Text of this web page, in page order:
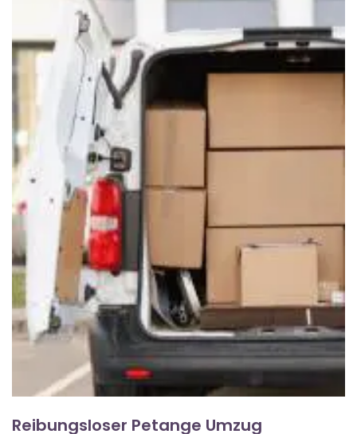
Reibungsloser Petange Umzug